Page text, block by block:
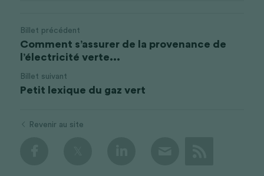
Billet précédent
Comment s’assurer de la provenance de
l’électricité verte...
Billet suivant
Petit lexique du gaz vert
Revenir au site